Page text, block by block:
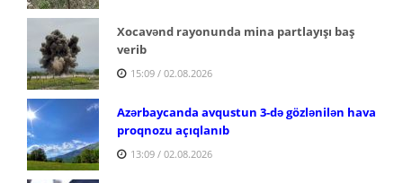
Xocavənd rayonunda mina partlayışı baş
verib
15:09 / 02.08.2026
Azərbaycanda avqustun 3-də gözlənilən hava
proqnozu açıqlanıb
13:09 / 02.08.2026